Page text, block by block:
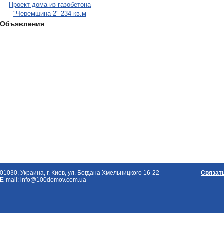
Проект дома из газобетона
"Черемшина 2" 234 кв.м
Объявления
01030, Украина, г. Киев, ул. Богдана Хмельницкого 16-22
E-mail: info@100domov.com.ua